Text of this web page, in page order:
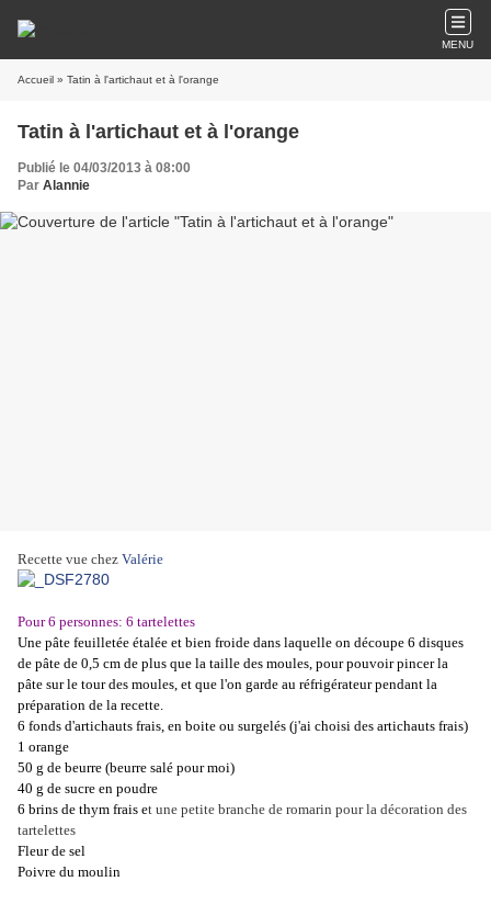
MENU
Accueil » Tatin à l'artichaut et à l'orange
Tatin à l'artichaut et à l'orange
Publié le 04/03/2013 à 08:00
Par Alannie
Recette vue chez Valérie
Pour 6 personnes: 6 tartelettes
Une pâte feuilletée étalée et bien froide dans laquelle on découpe 6 disques
de pâte de 0,5 cm de plus que la taille des moules, pour pouvoir pincer la
pâte sur le tour des moules, et que l'on garde au réfrigérateur pendant la
préparation de la recette.
6 fonds d'artichauts frais, en boite ou surgelés (j'ai choisi des artichauts frais)
1 orange
50 g de beurre (beurre salé pour moi)
40 g de sucre en poudre
6 brins de thym frais et une petite branche de romarin pour la décoration des
tartelettes
Fleur de sel
Poivre du moulin